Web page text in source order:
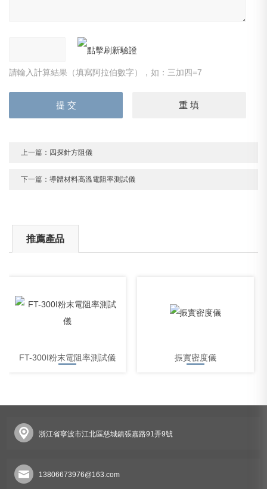
請輸入計算結果（填寫阿拉伯數字），如：三加四=7
上一篇： 四探針方阻儀
下一篇：導體材料高溫電阻率測試儀
推薦產品
FT-300I粉末電阻率測試儀 振實密度儀
浙江省寧波市江北區慈城鎮張嘉路91弄9號
13806673976@163.com